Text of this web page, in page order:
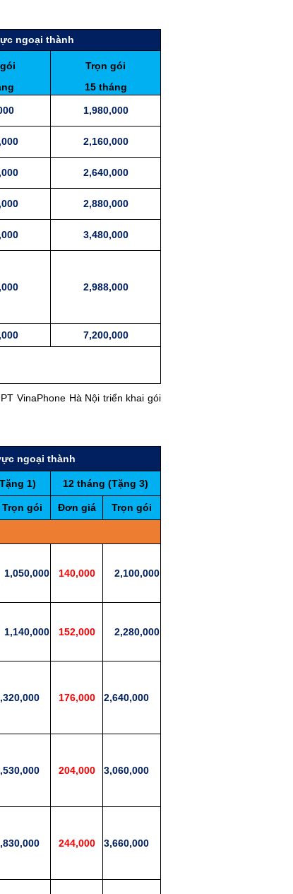
ngoại thành
Trọn gói
15 tháng
1,980,000
2,160,000
2,640,000
2,880,000
3,480,000
2,988,000
7,200,000
VinaPhone Hà Nội triển khai gói
ngoại thành
1) 12 tháng (Tặng 3)
Trọn gói Đơn giá Trọn gói
1,050,000 140,000 2,100,000
1,140,000 152,000 2,280,000
176,000 2,640,000
204,000 3,060,000
244,000 3,660,000